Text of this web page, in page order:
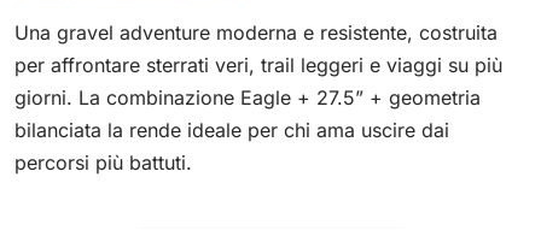
Una gravel adventure moderna e resistente, costruita
per affrontare sterrati veri, trail leggeri e viaggi su più
giorni. La combinazione Eagle + 27.5” + geometria
bilanciata la rende ideale per chi ama uscire dai
percorsi più battuti.